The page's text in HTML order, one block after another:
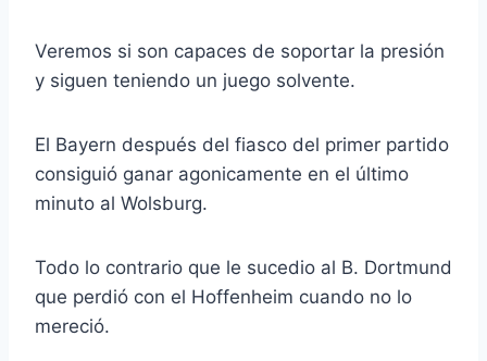
Veremos si son capaces de soportar la presión
y siguen teniendo un juego solvente.
El Bayern después del fiasco del primer partido
consiguió ganar agonicamente en el último
minuto al Wolsburg.
Todo lo contrario que le sucedio al B. Dortmund
que perdió con el Hoffenheim cuando no lo
mereció.